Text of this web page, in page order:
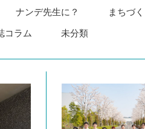
ナンデ先生に？ まちづく
コラム 未分類